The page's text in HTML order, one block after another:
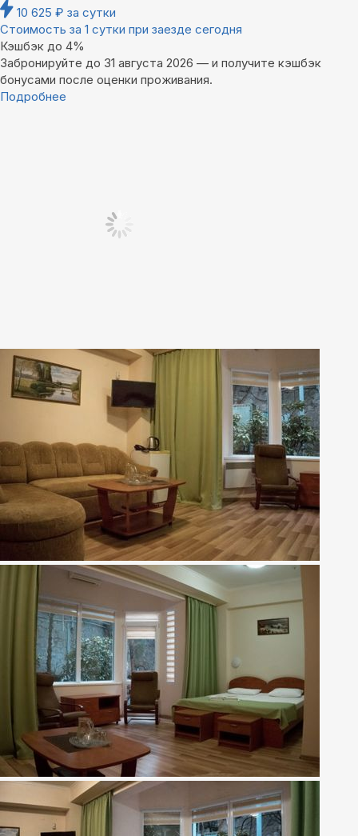
10 625 ₽ за сутки
Стоимость за 1 сутки при заезде сегодня
Кэшбэк до 4%
Забронируйте до 31 августа 2026 — и получите кэшбэк
бонусами после оценки проживания.
Подробнее